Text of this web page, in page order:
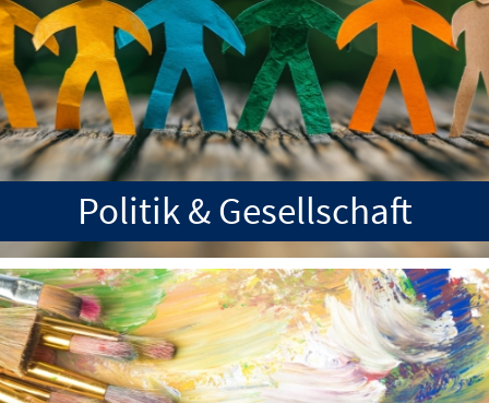
Politik & Gesellschaft